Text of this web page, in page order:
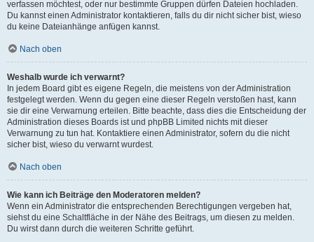
verfassen möchtest, oder nur bestimmte Gruppen dürfen Dateien hochladen.
Du kannst einen Administrator kontaktieren, falls du dir nicht sicher bist, wieso
du keine Dateianhänge anfügen kannst.
Nach oben
Weshalb wurde ich verwarnt?
In jedem Board gibt es eigene Regeln, die meistens von der Administration
festgelegt werden. Wenn du gegen eine dieser Regeln verstoßen hast, kann
sie dir eine Verwarnung erteilen. Bitte beachte, dass dies die Entscheidung der
Administration dieses Boards ist und phpBB Limited nichts mit dieser
Verwarnung zu tun hat. Kontaktiere einen Administrator, sofern du die nicht
sicher bist, wieso du verwarnt wurdest.
Nach oben
Wie kann ich Beiträge den Moderatoren melden?
Wenn ein Administrator die entsprechenden Berechtigungen vergeben hat,
siehst du eine Schaltfläche in der Nähe des Beitrags, um diesen zu melden.
Du wirst dann durch die weiteren Schritte geführt.